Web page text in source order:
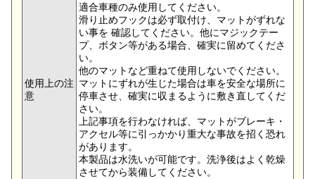
使用上の注
意
適合車種のみ使用してください。
滑り止めフックは必ず取付け、マットがずれな
い事を 確認してください。他にマジックテー
プ、ボタン等がある場合、確実に留めてくださ
い。
他のマットなど重ねて使用しないでください。
マットにずれが生じた場合は車を安全な場所に
停車させ、確実に収まるように敷き直してくだ
さい。
上記事項を行わなければ、マットがブレーキ・
アクセル等に引っかかり重大な事故を招く恐れ
があります。
本製品は水洗いが可能です。洗浄後はよく乾燥
させてから装備してください。